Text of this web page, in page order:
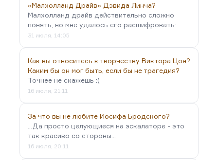
«Малхолланд Драйв» Дэвида Линча?
Малхолланд драйв действительно сложно
понять, но мне удалось его расшифровать:…
31 июля, 14:05
Как вы относитесь к творчеству Виктора Цоя?
Каким бы он мог быть, если бы не трагедия?
Точнее не скажешь :(
16 июля, 21:11
За что вы не любите Иосифа Бродского?
...Да просто целующиеся на эскалаторе - это
так красиво со стороны...
16 июля, 20:11